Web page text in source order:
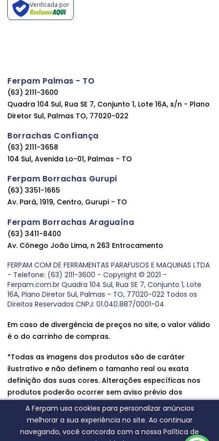
A Ferpam usa cookies para personalizar anúncios
melhorar a sua experiência no site. Ao continuar
navegando, você concorda com a nossa Política de
Verificada por
Ferpam Palmas - TO
(63) 2111-3600
Quadra 104 Sul, Rua SE 7, Conjunto 1, Lote 16A, s/n - Plano
Diretor Sul, Palmas TO, 77020-022
Borrachas Confiança
(63) 2111-3658
104 Sul, Avenida Lo-01, Palmas - TO
Ferpam Borrachas Gurupi
(63) 3351-1665
Av. Pará, 1919, Centro, Gurupi - TO
Ferpam Borrachas Araguaína
(63) 3411-8400
Av. Cônego João Lima, n 263 Entrocamento
FERPAM COM DE FERRAMENTAS PARAFUSOS E MAQUINAS LTDA
- Telefone: (63) 2111-3600 - Copyright © 2021 -
Ferpam.com.br Quadra 104 Sul, Rua SE 7, Conjunto 1, Lote
16A, Plano Diretor Sul, Palmas - TO, 77020-022 Todos os
Direitos Reservados CNPJ: 01.040.887/0001-04
Em caso de divergência de preços no site, o valor válido
é o do carrinho de compras.
*Todas as imagens dos produtos são de caráter
ilustrativo e não definem o tamanho real ou exata
definição das suas cores. Alterações específicas nos
produtos poderão ocorrer sem aviso prévio dos
fornecedores, qualquer dúvida sobre nossos produtos
entre em contato conosco.